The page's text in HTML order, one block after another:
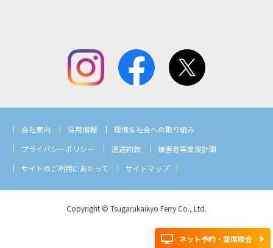
ネット予約・空席照会
会社案内 採用情報
環境＆社会への取り組み
プライバシーポリシー
運送約款
被害者等支援計画
サイトのご利用にあたって
サイトマップ
Copyright © Tsugarukaikyo Ferry Co., Ltd.